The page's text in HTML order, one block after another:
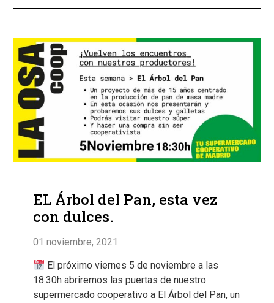
EL Árbol del Pan, esta vez
con dulces.
01 noviembre, 2021
El próximo viernes 5 de noviembre a las
18:30h abriremos las puertas de nuestro
supermercado cooperativo a El Árbol del Pan, un